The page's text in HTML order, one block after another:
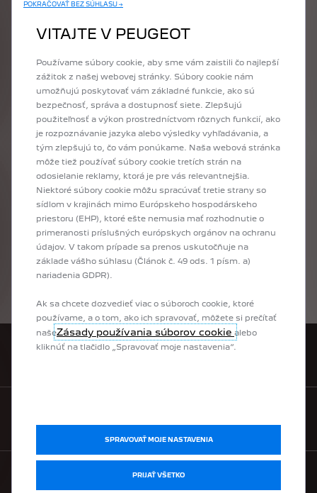
Fotografie, ceny a údaje na tejto
informácií dostupných v čase ich zverejnenia na
stránke. V konfigurátore sú uvádzané akciové
ceny už po odpočítaní zľavy v rámci
prebiehajúcej
akciovej ponuky.
Konkrétnu
ponuku
najbližším
predajcom Peugeot.
Máte záujem o nový Peugeot? Vyberte si model a urobte ďalší krok pomocou
konfigurátora Peugeot: najprv si vyberiete výbavu, potom motorizáciu podľa
Vašich potrieb, farbu karosérie a interiér, a nakoniec aj voliteľnú doplnkovú
výbavu tak, aby nové vozidlo presne zodpovedalo Vašim predstavám a
potrebám. Na záver si môžete ešte raz prezrieť kompletnú konfiguráciu Vášho
nového vozidla, alebo si ju poslať na mail, prípadne ju môžete zaslať
vybranému predajcovi. Budete tak už len krôčik od toho, aby ste už čoskoro
sedeli za volantom Vášho nového auta!
POKRAČOVAŤ BEZ SÚHLASU →
VITAJTE V PEUGEOT
Používame súbory cookie, aby sme vám zaistili čo najlepší
zážitok z našej webovej stránky. Súbory cookie nám
umožňujú poskytovať vám základné funkcie, ako sú
bezpečnosť, správa a dostupnosť siete. Zlepšujú
použiteľnosť a výkon prostredníctvom rôznych funkcií, ako
je rozpoznávanie jazyka alebo výsledky vyhľadávania, a
tým zlepšujú to, čo vám ponúkame. Naša webová stránka
môže tiež používať súbory cookie tretích strán na
odosielanie reklamy, ktorá je pre vás relevantnejšia.
Niektoré súbory cookie môžu spracúvať tretie strany so
sídlom v krajinách mimo Európskeho hospodárskeho
priestoru (EHP), ktoré ešte nemusia mať rozhodnutie o
primeranosti príslušných európskych orgánov na ochranu
údajov. V takom prípade sa prenos uskutočňuje na
základe vášho súhlasu (Článok č. 49 ods. 1 písm. a)
nariadenia GDPR).
Ak sa chcete dozvedieť viac o súboroch cookie, ktoré
používame, a o tom, ako ich spravovať, môžete si prečítať
našeZásady používania súborov cookie alebo
kliknúť na tlačidlo „Spravovať moje nastavenia“.
SPRAVOVAŤ MOJE NASTAVENIA
PRIJAŤ VŠETKO